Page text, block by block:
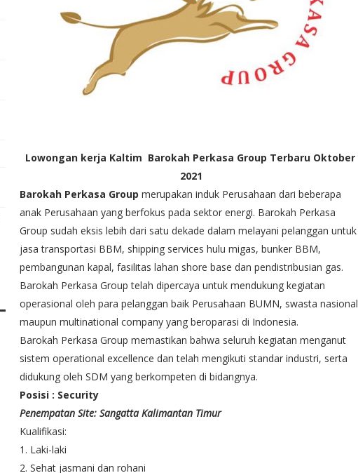
Lowongan kerja Kaltim Barokah Perkasa Group Terbaru Oktober
2021
Barokah Perkasa Group merupakan induk Perusahaan dari beberapa
anak Perusahaan yang berfokus pada sektor energi. Barokah Perkasa
Group sudah eksis lebih dari satu dekade dalam melayani pelanggan untuk
jasa transportasi BBM, shipping services hulu migas, bunker BBM,
pembangunan kapal, fasilitas lahan shore base dan pendistribusian gas.
Barokah Perkasa Group telah dipercaya untuk mendukung kegiatan
operasional oleh para pelanggan baik Perusahaan BUMN, swasta nasional
maupun multinational company yang beroparasi di Indonesia.
Barokah Perkasa Group memastikan bahwa seluruh kegiatan menganut
sistem operational excellence dan telah mengikuti standar industri, serta
didukung oleh SDM yang berkompeten di bidangnya.
Posisi : Security
Penempatan Site: Sangatta Kalimantan Timur
Kualifikasi:
1. Laki-laki
2. Sehat jasmani dan rohani